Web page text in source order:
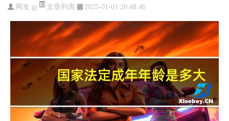
网友:gj 文章列表 2025-01-01 20:48:46